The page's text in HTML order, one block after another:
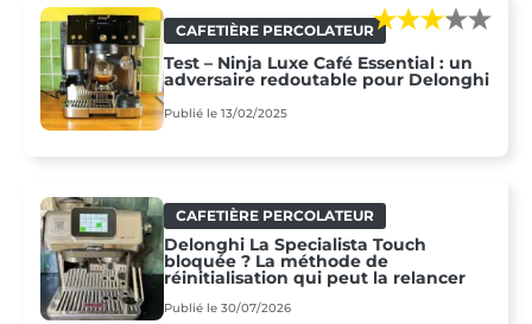
CAFETIÈRE PERCOLATEUR
Test – Ninja Luxe Café Essential : un
adversaire redoutable pour Delonghi
Publié le 13/02/2025
CAFETIÈRE PERCOLATEUR
Delonghi La Specialista Touch
bloquée ? La méthode de
réinitialisation qui peut la relancer
Publié le 30/07/2026